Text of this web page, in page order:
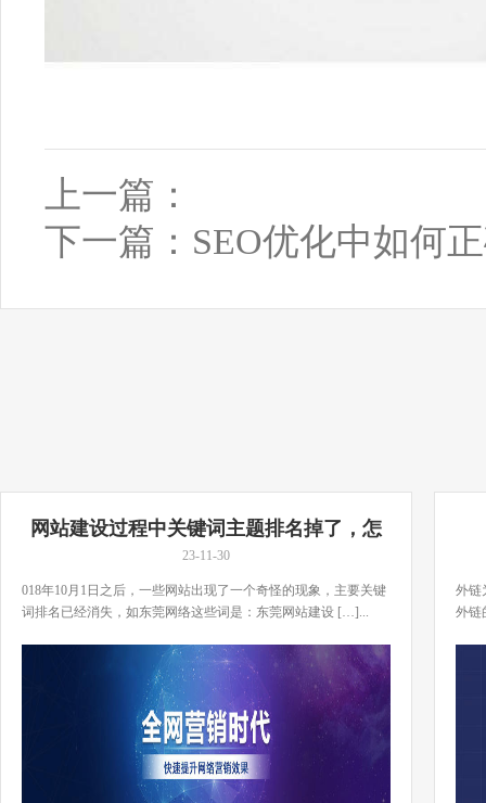
上一篇：
下一篇： SEO优化中如何
网站建设过程中关键词主题排名掉了，怎
么办？
23-11-30
018年10月1日之后，一些网站出现了一个奇怪的现象，主要关键
词排名已经消失，如东莞网络这些词是：东莞网站建设 […]...
外链
外链